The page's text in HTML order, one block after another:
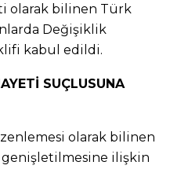
olarak bilinen Türk
Değişiklik
kabul edildi.
SUÇLUSUNA
olarak bilinen
genişletilmesine ilişkin